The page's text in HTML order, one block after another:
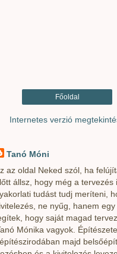
Főoldal
Internetes verzió
Tanó Móni
az oldal Neked szól, ha
állsz, hogy még a tervezés
tudást tudj meríteni,
ne nyűg, hanem
hogy saját magad
Mónika vagyok.
majd